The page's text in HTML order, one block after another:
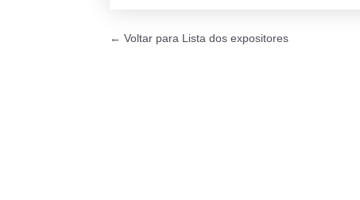
← Voltar para Lista dos expositores